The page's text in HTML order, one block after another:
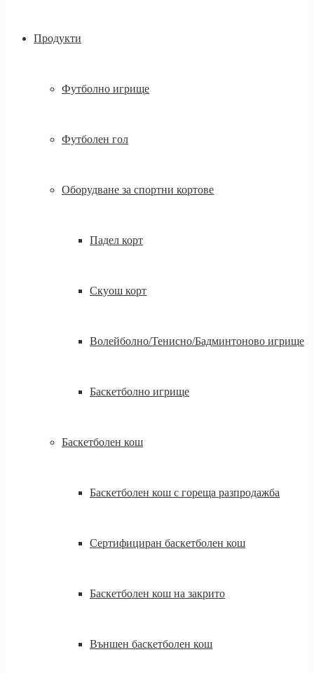
Продукти
Футболно игрище
Футболен гол
Оборудване за спортни кортове
Падел корт
Скуош корт
Волейболно/Тенисно/Бадминтоново игрище
Баскетболно игрище
Баскетболен кош
Баскетболен кош с гореща разпродажба
Сертифициран баскетболен кош
Баскетболен кош на закрито
Външен баскетболен кош